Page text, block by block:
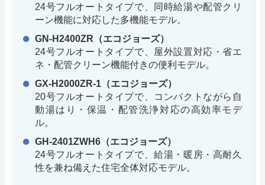
24号フルオートタイプで、同時給湯や配管クリ
ーン機能に対応した多機能モデル。
GN-H2400ZR（エコジョーズ）
24号フルオートタイプで、屋外設置対応・省エ
ネ・配管クリーン機能付きの便利モデル。
GX-H2000ZR-1（エコジョーズ）
20号フルオートタイプで、コンパクトながら自
動湯はり・保温・配管洗浄対応の高効率モデ
ル。
GH-2401ZWH6（エコジョーズ）
24号フルオートタイプで、給湯・暖房・高耐久
性を兼ね備えた住宅全体対応モデル。